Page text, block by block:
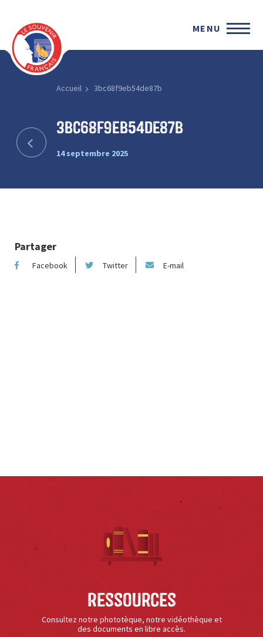
MENU
Accueil 3bc68f9eb54de87b
3bc68f9eb54de87b
14 septembre 2025
Partager
Facebook Twitter E-mail
Ressources
Consultez notre phototèque, notre vidéothèque et
des documents en libre accès.